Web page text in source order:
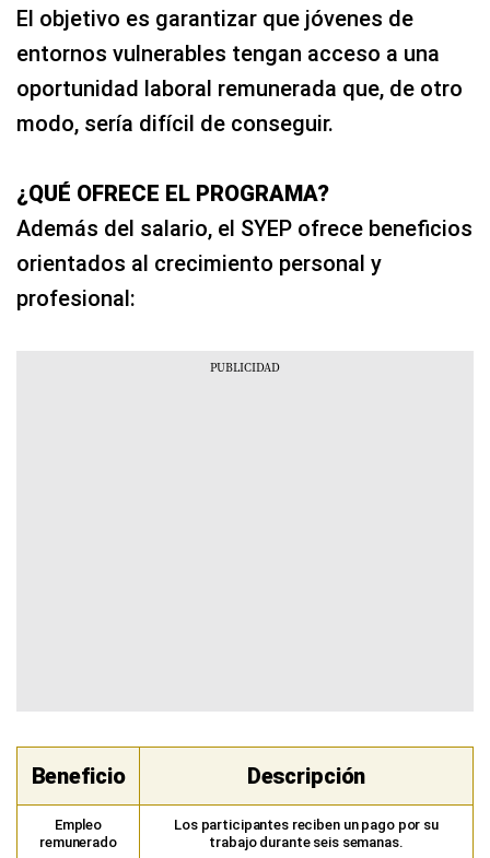
El objetivo es garantizar que jóvenes de
entornos vulnerables tengan acceso a una
oportunidad laboral remunerada que, de otro
modo, sería difícil de conseguir.
¿QUÉ OFRECE EL PROGRAMA?
Además del salario, el SYEP ofrece beneficios
orientados al crecimiento personal y
profesional:
Beneficio Descripción
Empleo
remunerado
Los participantes reciben un pago por su
trabajo durante seis semanas.